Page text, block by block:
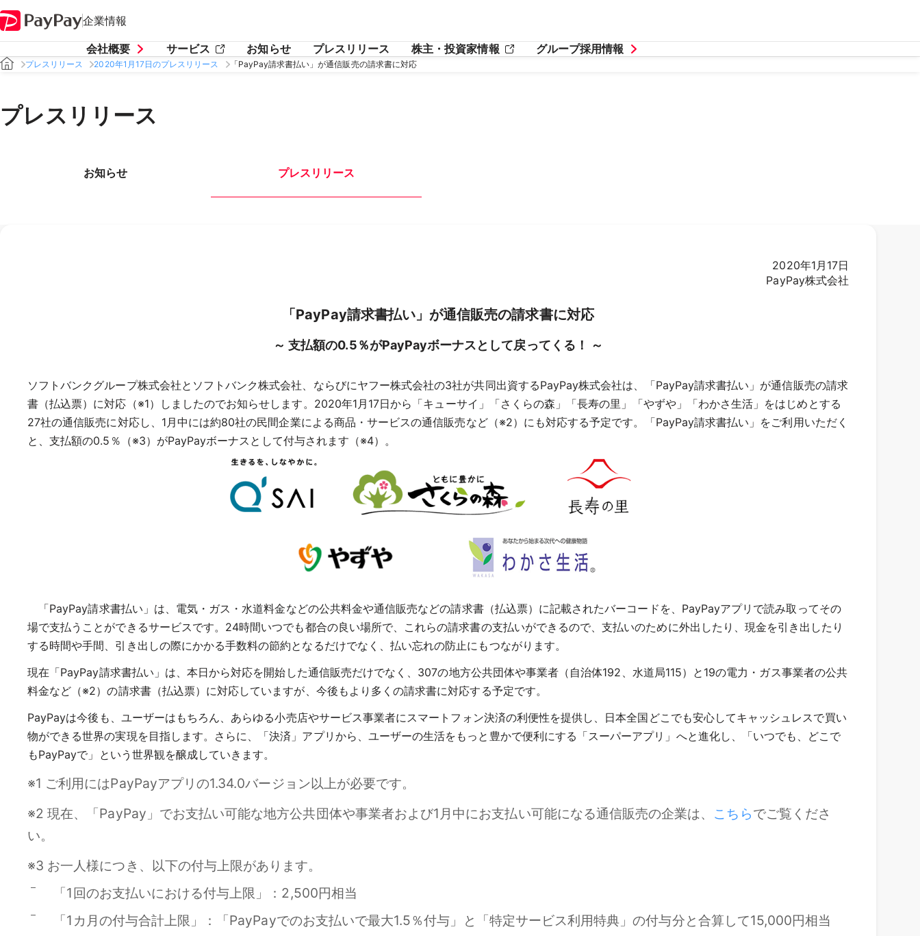
企業情報
会社概要 サービス お知らせ プレスリリース 株主・投資家情報 グループ採用情報
プレスリリース 2020年1月17日のプレスリリース 「PayPay請求書払い」が通信販売の請求書に対応
プレスリリース
お知らせ プレスリリース
2020年1月17日
PayPay株式会社
「PayPay請求書払い」が通信販売の請求書に対応
～ 支払額の0.5％がPayPayボーナスとして戻ってくる！ ～
ソフトバンクグループ株式会社とソフトバンク株式会社、ならびにヤフー株式会社の3社が共同出資するPayPay株式会社は、「PayPay請求書払い」が通信販売の請求
書（払込票）に対応（※1）しましたのでお知らせします。2020年1月17日から「キューサイ」「さくらの森」「長寿の里」「やずや」「わかさ生活」をはじめとする
27社の通信販売に対応し、1月中には約80社の民間企業による商品・サービスの通信販売など（※2）にも対応する予定です。「PayPay請求書払い」をご利用いただく
と、支払額の0.5％（※3）がPayPayボーナスとして付与されます（※4）。
「PayPay請求書払い」は、電気・ガス・水道料金などの公共料金や通信販売などの請求書（払込票）に記載されたバーコードを、PayPayアプリで読み取ってその
場で支払うことができるサービスです。24時間いつでも都合の良い場所で、これらの請求書の支払いができるので、支払いのために外出したり、現金を引き出したり
する時間や手間、引き出しの際にかかる手数料の節約となるだけでなく、払い忘れの防止にもつながります。
現在「PayPay請求書払い」は、本日から対応を開始した通信販売だけでなく、307の地方公共団体や事業者（自治体192、水道局115）と19の電力・ガス事業者の公共
料金など（※2）の請求書（払込票）に対応していますが、今後もより多くの請求書に対応する予定です。
PayPayは今後も、ユーザーはもちろん、あらゆる小売店やサービス事業者にスマートフォン決済の利便性を提供し、日本全国どこでも安心してキャッシュレスで買い
物ができる世界の実現を目指します。さらに、「決済」アプリから、ユーザーの生活をもっと豊かで便利にする「スーパーアプリ」へと進化し、「いつでも、どこで
もPayPayで」という世界観を醸成していきます。
※1 ご利用にはPayPayアプリの1.34.0バージョン以上が必要です。
※2 現在、「PayPay」でお支払い可能な地方公共団体や事業者および1月中にお支払い可能になる通信販売の企業は、 こちらでご覧くださ
い。
※3 お一人様につき、以下の付与上限があります。
「1回のお支払いにおける付与上限」：2,500円相当
「1カ月の付与合計上限」：「PayPayでのお支払いで最大1.5％付与」と「特定サービス利用特典」の付与分と合算して15,000円相当